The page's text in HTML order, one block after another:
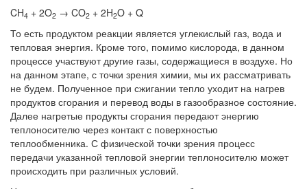
CH4 + 2O2 → CO2 + 2H2O + Q
То есть продуктом реакции является углекислый газ, вода и
тепловая энергия. Кроме того, помимо кислорода, в данном
процессе участвуют другие газы, содержащиеся в воздухе. Но
на данном этапе, с точки зрения химии, мы их рассматривать
не будем. Полученное при сжигании тепло уходит на нагрев
продуктов сгорания и перевод воды в газообразное состояние.
Далее нагретые продукты сгорания передают энергию
теплоносителю через контакт с поверхностью
теплообменника. С физической точки зрения процесс
передачи указанной тепловой энергии теплоносителю может
происходить при различных условий.